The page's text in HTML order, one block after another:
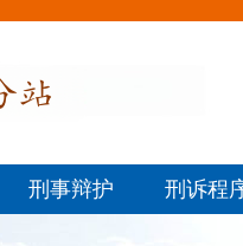
刑事辩护 刑诉程